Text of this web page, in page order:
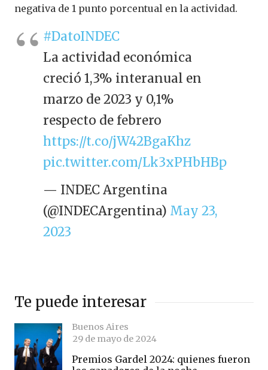
negativa de 1 punto porcentual en la actividad.
#DatoINDEC
La actividad económica
creció 1,3% interanual en
marzo de 2023 y 0,1%
respecto de febrero
https://t.co/jW42BgaKhz
pic.twitter.com/Lk3xPHbHBp
— INDEC Argentina
(@INDECArgentina) May 23,
2023
Te puede interesar
Buenos Aires
29 de mayo de 2024
Premios Gardel 2024: quienes fueron